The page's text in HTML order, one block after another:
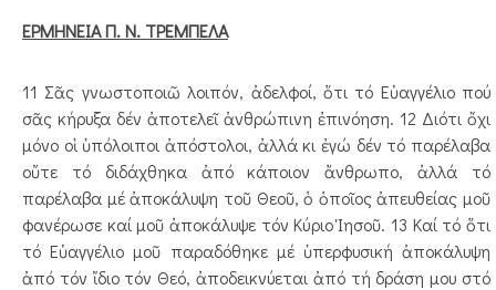
ΕΡΜΗΝΕΙΑ Π. Ν. ΤΡΕΜΠΕΛΑ
11 Σᾶς γνωστοποιῶ λοιπόν, ἀδελφοί, ὅτι τό Εὐαγγέ­­­­­­λιο πού
σᾶς κήρυξα δέν ἀποτελεῖ ἀνθρώπινη ἐπι­νό­η­ση. 12 Διότι ὄχι
μόνο οἱ ὑπόλοιποι ἀπόστολοι, ἀλλά κι ἐ­­­­γώ δέν τό παρέλαβα
οὔτε τό διδάχθηκα ἀπό κάποι­­­ον ἄν­­­­­θρωπο, ἀλλά τό
παρέλαβα μέ ἀποκάλυψη τοῦ Θε­­­οῦ, ὁ ὁποῖος ἀπευθείας μοῦ
φανέρωσε καί μοῦ ἀπο­κά­­­λυ­­­ψε τόν Κύριο Ἰησοῦ. 13 Καί τό ὅτι
τό Εὐαγγέλιο μοῦ παραδόθηκε μέ ὑπερ­­­­­φυσική ἀποκάλυψη
ἀπό τόν ἴδιο τόν Θεό, ἀπο­δει­κνύ­ε­ται ἀπό τή δράση μου στό